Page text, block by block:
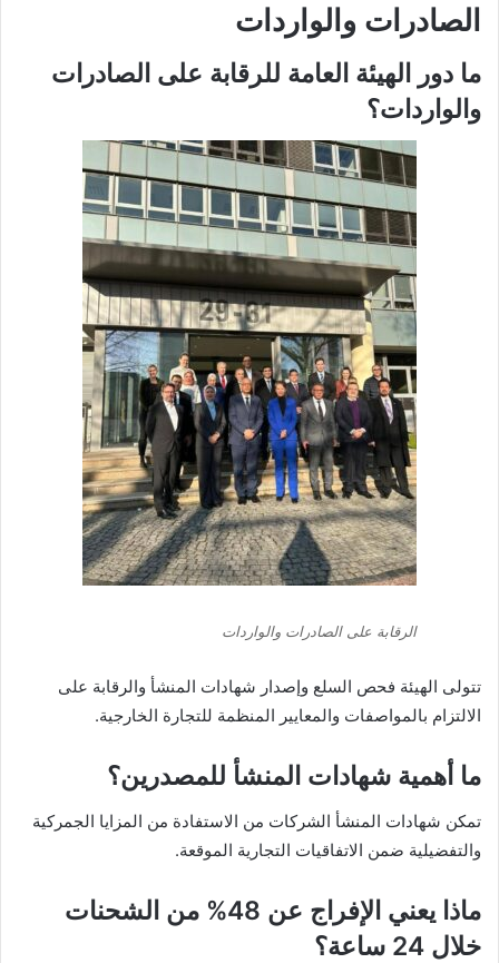
الصادرات والواردات
ما دور الهيئة العامة للرقابة على الصادرات
والواردات؟
الرقابة على الصادرات والواردات
تتولى الهيئة فحص السلع وإصدار شهادات المنشأ والرقابة على
الالتزام بالمواصفات والمعايير المنظمة للتجارة الخارجية.
ما أهمية شهادات المنشأ للمصدرين؟
تمكن شهادات المنشأ الشركات من الاستفادة من المزايا الجمركية
والتفضيلية ضمن الاتفاقيات التجارية الموقعة.
ماذا يعني الإفراج عن 48% من الشحنات
خلال 24 ساعة؟